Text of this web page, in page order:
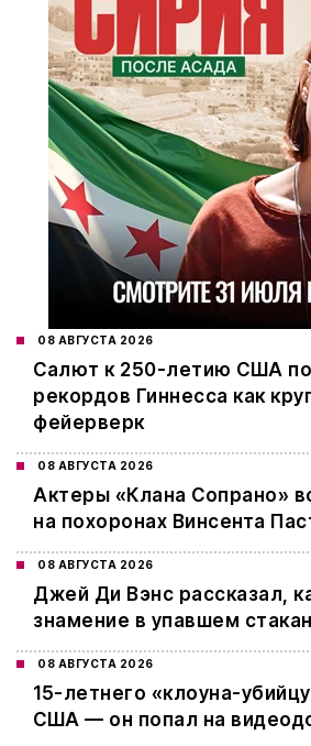
08 АВГУСТА 2026
Салют к 250-летию США
рекордов Гиннесса как
фейерверк
08 АВГУСТА 2026
Актеры «Клана Сопрано»
на похоронах Винсента
08 АВГУСТА 2026
Джей Ди Вэнс рассказал,
знамение в упавшем
08 АВГУСТА 2026
15-летнего «клоуна-
США — он попал на